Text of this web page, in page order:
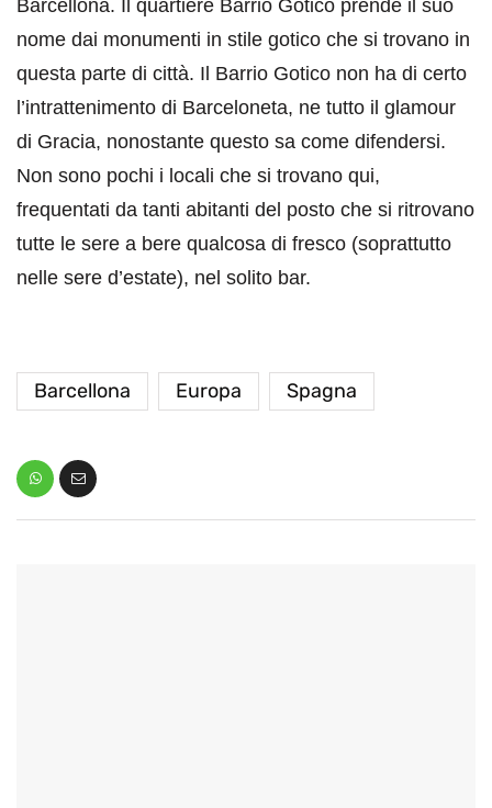
Barcellona. Il quartiere Barrio Gotico prende il suo
nome dai monumenti in stile gotico che si trovano in
questa parte di città. Il Barrio Gotico non ha di certo
l’intrattenimento di Barceloneta, ne tutto il glamour
di Gracia, nonostante questo sa come difendersi.
Non sono pochi i locali che si trovano qui,
frequentati da tanti abitanti del posto che si ritrovano
tutte le sere a bere qualcosa di fresco (soprattutto
nelle sere d’estate), nel solito bar.
Barcellona Europa Spagna